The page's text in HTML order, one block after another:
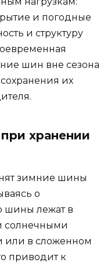
и погодные
и структуру
шин вне сезона
их
хранении
зимние шины
о
шины лежат в
солнечными
или в сложенном
приводит к